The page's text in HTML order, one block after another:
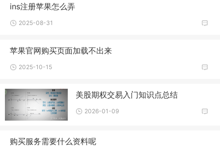
ins注册苹果怎么弄
2025-08-31
苹果官网购买页面加载不出来
2025-10-15
美股期权交易入门知识点总结
2026-01-09
购买服务需要什么资料呢